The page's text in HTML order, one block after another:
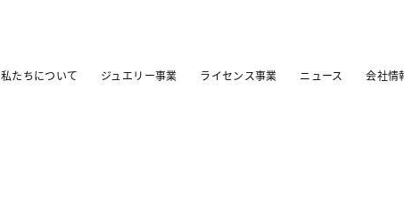
私たちについて ジュエリー事業 ライセンス事業 ニュース 会社情